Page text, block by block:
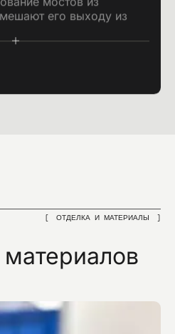
его выходу из
ОТДЕЛКА И МАТЕРИАЛЫ